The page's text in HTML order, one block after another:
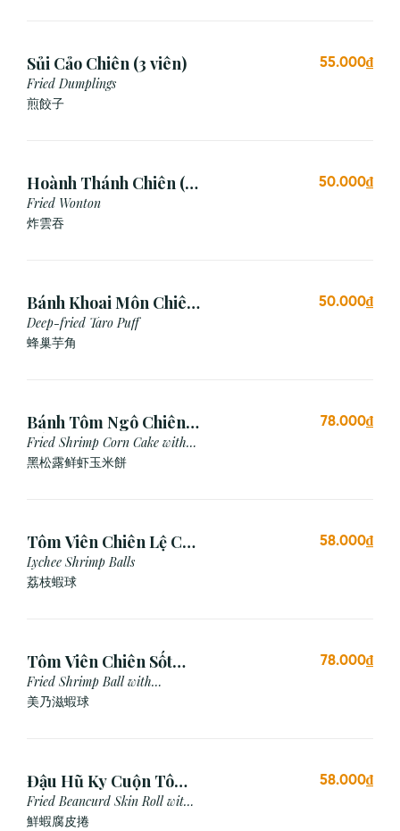
Sủi Cảo Chiên (3 viên)
Fried Dumplings
煎餃子
55.000₫
Hoành Thánh Chiên (3
viên)
Fried Wonton
炸雲吞
50.000₫
Bánh Khoai Môn Chiên
Xù (3 viên)
Deep-fried Taro Puff
蜂巢芋角
50.000₫
Bánh Tôm Ngô Chiên
Nấm Truffle (3 viên)
Fried Shrimp Corn Cake with
Truffle
黑松露鲜虾玉米餅
78.000₫
Tôm Viên Chiên Lệ Chi
(3 viên)
Lychee Shrimp Balls
荔枝蝦球
58.000₫
Tôm Viên Chiên Sốt
Mayonnaise (3 viên)
Fried Shrimp Ball with
Mayonnaise Sauce
美乃滋蝦球
78.000₫
Đậu Hũ Ky Cuộn Tôm
Chiên (3 cái)
Fried Beancurd Skin Roll with
Shrimp
鮮蝦腐皮捲
58.000₫